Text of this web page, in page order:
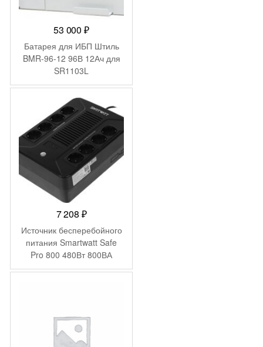
53 000₽
Батарея для ИБП Штиль
BMR-96-12 96В 12Ач для
SR1103L
7 208 ₽
Источник бесперебойного
питания Smartwatt Safe
Pro 800 480Вт 800ВА
черный